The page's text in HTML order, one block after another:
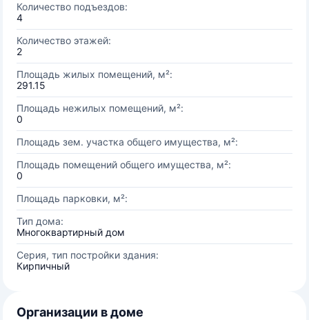
Количество подъездов:
4
Количество этажей:
2
Площадь жилых помещений, м²:
291.15
Площадь нежилых помещений, м²:
0
Площадь зем. участка общего имущества, м²:
Площадь помещений общего имущества, м²:
0
Площадь парковки, м²:
Тип дома:
Многоквартирный дом
Серия, тип постройки здания:
Кирпичный
Организации в доме